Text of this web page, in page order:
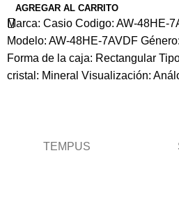
AGREGAR AL CARRITO
Marca: Casio Codigo: AW-48HE-
Modelo: AW-48HE-7AVDF
Forma de la caja: Rectangular
cristal: Mineral Visualización:
TEMPUS